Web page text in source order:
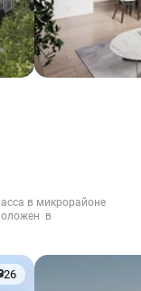
в микрорайоне
в
26